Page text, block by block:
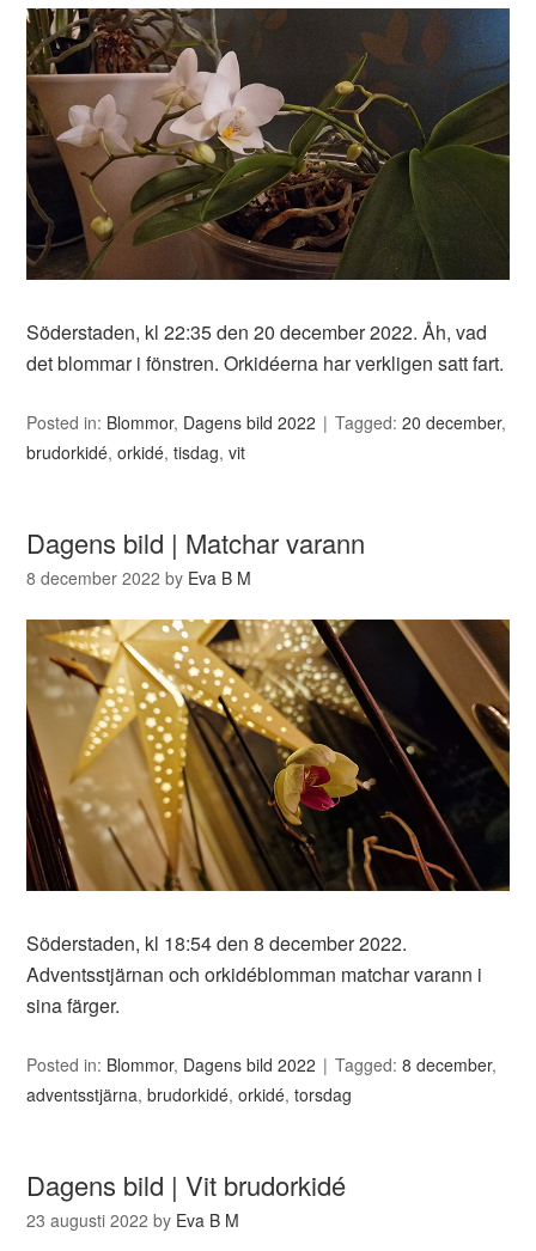
Söderstaden, kl 22:35 den 20 december 2022. Åh, vad
det blommar i fönstren. Orkidéerna har verkligen satt fart.
Posted in: Blommor, Dagens bild 2022 Tagged:20 december,
brudorkidé,orkidé,tisdag,vit
Dagens bild | Matchar varann
8 december 2022 by Eva B M
Söderstaden, kl 18:54 den 8 december 2022.
Adventsstjärnan och orkidéblomman matchar varann i
sina färger.
Posted in: Blommor, Dagens bild 2022 Tagged:8 december,
adventsstjärna,brudorkidé,orkidé,torsdag
Dagens bild | Vit brudorkidé
23 augusti 2022 by Eva B M